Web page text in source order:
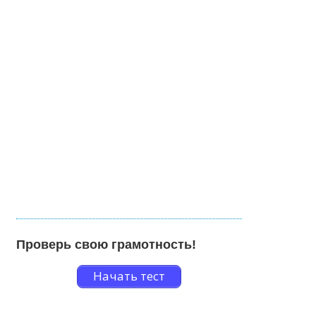
Проверь свою грамотность!
Начать тест